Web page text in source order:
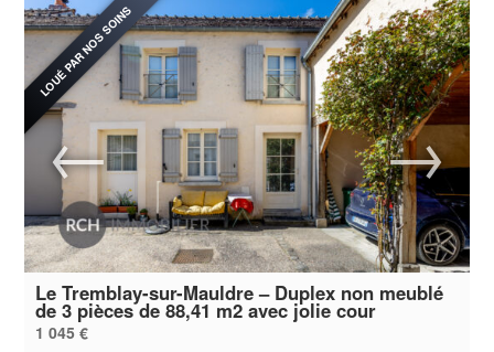
LOUÉ PAR NOS SOINS
Le Tremblay-sur-Mauldre – Duplex non meublé
de 3 pièces de 88,41 m2 avec jolie cour
1 045 €